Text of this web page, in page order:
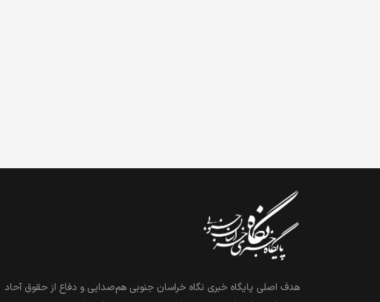
هدف اصلی پایگاه خبری نگاه خراسان جنوبی هم‌صدایی و دفاع از حقوق آحاد